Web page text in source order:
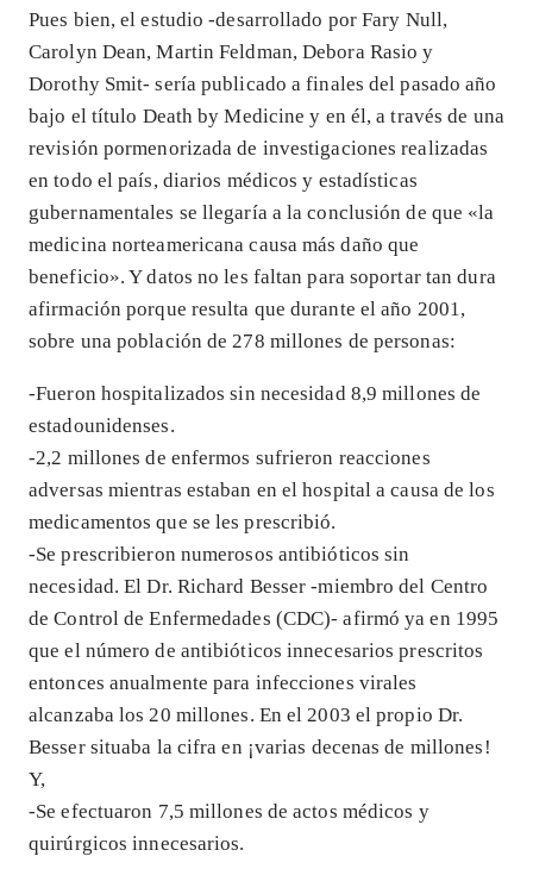
Pues bien, el estudio -desarrollado por Fary Null,
Carolyn Dean, Martin Feldman, Debora Rasio y
Dorothy Smit- sería publicado a finales del pasado año
bajo el título Death by Medicine y en él, a través de una
revisión pormenorizada de investigaciones realizadas
en todo el país, diarios médicos y estadísticas
gubernamentales se llegaría a la conclusión de que «la
medicina norteamericana causa más daño que
beneficio». Y datos no les faltan para soportar tan dura
afirmación porque resulta que durante el año 2001,
sobre una población de 278 millones de personas:
-Fueron hospitalizados sin necesidad 8,9 millones de
estadounidenses.
-2,2 millones de enfermos sufrieron reacciones
adversas mientras estaban en el hospital a causa de los
medicamentos que se les prescribió.
-Se prescribieron numerosos antibióticos sin
necesidad. El Dr. Richard Besser -miembro del Centro
de Control de Enfermedades (CDC)- afirmó ya en 1995
que el número de antibióticos innecesarios prescritos
entonces anualmente para infecciones virales
alcanzaba los 20 millones. En el 2003 el propio Dr.
Besser situaba la cifra en ¡varias decenas de millones!
Y,
-Se efectuaron 7,5 millones de actos médicos y
quirúrgicos innecesarios.